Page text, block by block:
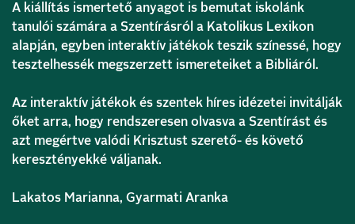
A kiállítás ismertető anyagot is bemutat iskolánk
tanulói számára a Szentírásról a Katolikus Lexikon
alapján, egyben interaktív játékok teszik színessé, hogy
tesztelhessék megszerzett ismereteiket a Bibliáról.
Az interaktív játékok és szentek híres idézetei invitálják
őket arra, hogy rendszeresen olvasva a Szentírást és
azt megértve valódi Krisztust szerető- és követő
keresztényekké váljanak.
Lakatos Marianna, Gyarmati Aranka